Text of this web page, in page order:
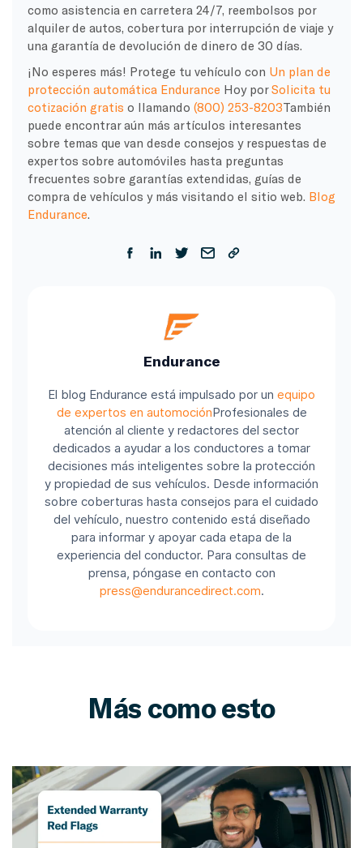
como asistencia en carretera 24/7, reembolsos por
alquiler de autos, cobertura por interrupción de viaje y
una garantía de devolución de dinero de 30 días.
¡No esperes más! Protege tu vehículo con Un plan de
protección automática Endurance Hoy porSolicita tu
cotización gratis o llamando (800) 253-8203También
puede encontrar aún más artículos interesantes
sobre temas que van desde consejos y respuestas de
expertos sobre automóviles hasta preguntas
frecuentes sobre garantías extendidas, guías de
compra de vehículos y más visitando el sitio web. Blog
Endurance.
Endurance
El blog Endurance está impulsado por un equipo
de expertos en automociónProfesionales de
atención al cliente y redactores del sector
dedicados a ayudar a los conductores a tomar
decisiones más inteligentes sobre la protección
y propiedad de sus vehículos. Desde información
sobre coberturas hasta consejos para el cuidado
del vehículo, nuestro contenido está diseñado
para informar y apoyar cada etapa de la
experiencia del conductor. Para consultas de
prensa, póngase en contacto con
press@endurancedirect.com.
Más como esto